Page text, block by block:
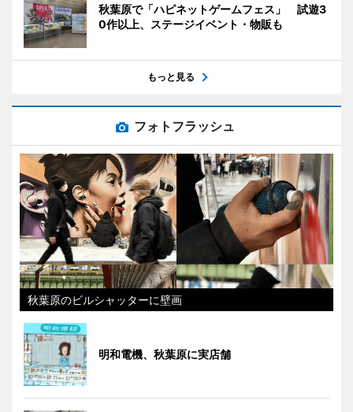
秋葉原で「ハピネットゲームフェス」 試遊3
0作以上、ステージイベント・物販も
もっと見る
フォトフラッシュ
秋葉原のビルシャッターに壁画
明和電機、秋葉原に実店舗